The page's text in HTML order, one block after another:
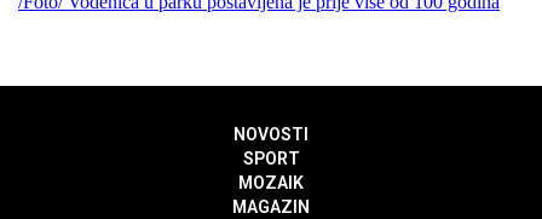
NOVOSTI
SPORT
MOZAIK
MAGAZIN